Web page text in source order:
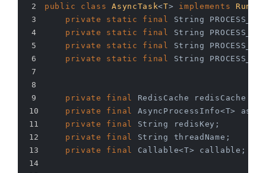
public
class AsyncTask<T> implements
private
static final
String
private
static final
String
private
static final
String
private
static final String
private final
RedisCache redisCache
private
final
AsyncProcessInfo<T>
private
final
String redisKey;
private
final
String threadName;
private
final Callable<T> callable;